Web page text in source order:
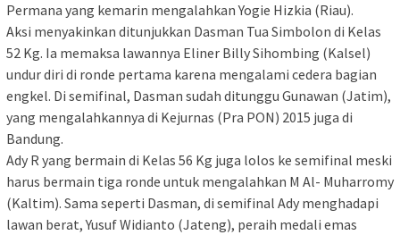
Permana yang kemarin mengalahkan Yogie Hizkia (Riau).
Aksi menyakinkan ditunjukkan Dasman Tua Simbolon di Kelas
52 Kg. Ia memaksa lawannya Eliner Billy Sihombing (Kalsel)
undur diri di ronde pertama karena mengalami cedera bagian
engkel. Di semifinal, Dasman sudah ditunggu Gunawan (Jatim),
yang mengalahkannya di Kejurnas (Pra PON) 2015 juga di
Bandung.
Ady R yang bermain di Kelas 56 Kg juga lolos ke semifinal meski
harus bermain tiga ronde untuk mengalahkan M Al- Muharromy
(Kaltim). Sama seperti Dasman, di semifinal Ady menghadapi
lawan berat, Yusuf Widianto (Jateng), peraih medali emas